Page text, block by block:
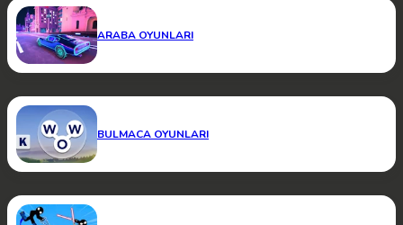
ARABA OYUNLARI
BULMACA OYUNLARI